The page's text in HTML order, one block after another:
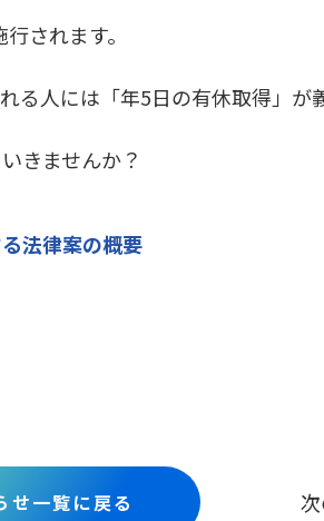
されます。
る人には「年5日の有休取得」が
きませんか？
法律案の概要
せ一覧に戻る